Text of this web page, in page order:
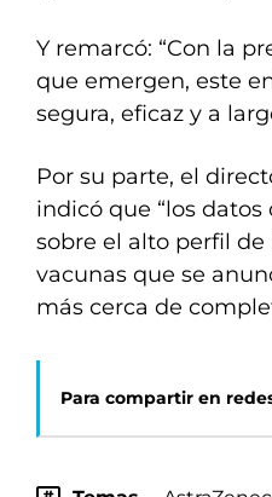
Y remarcó: “Con la
que emergen, este
segura, eficaz y a
Por su parte, el
indicó que “los
sobre el alto perfil
vacunas que se
más cerca de
Para compartir en